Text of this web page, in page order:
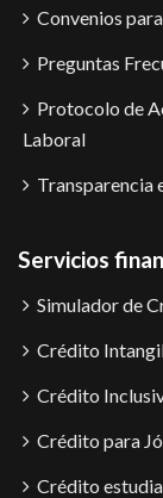
Convenios
Preguntas
Protocolo de
Laboral
Transparencia
Servicios
Simulador de
Crédito
Crédito
Crédito para
Crédito